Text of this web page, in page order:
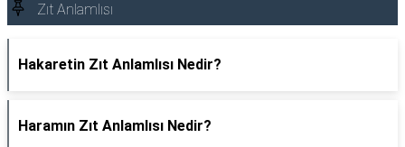
Zıt Anlamlısı
Hakaretin Zıt Anlamlısı Nedir?
Haramın Zıt Anlamlısı Nedir?